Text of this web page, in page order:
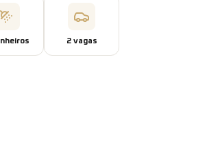
s 2vagas